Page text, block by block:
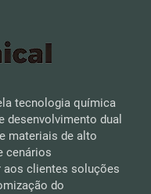
tecnologia química
desenvolvimento dual
materiais de alto
cenários
aos clientes soluções
do